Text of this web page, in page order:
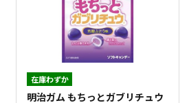
在庫わずか
明治ガム もちっとガブリチュウ